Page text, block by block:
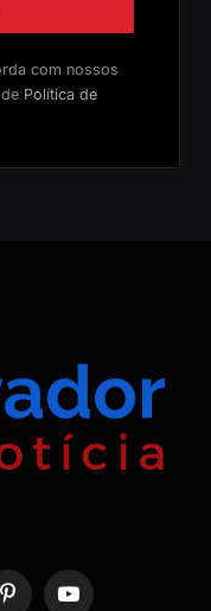
com nossos
Política de
PinterestYouTube